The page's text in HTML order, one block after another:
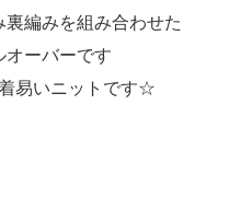
編みを組み合わせた
オーバーです
易いニットです☆